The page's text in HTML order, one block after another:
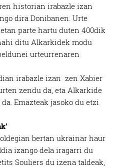
historian irabazle izan
dira Donibanen. Urte
parte hartu duten 400dik
ditu Alkarkidek modu
urteurrenaren
irabazle izan zen Xabier
zendu da, eta Alkarkide
Emazteak jasoko du etzi
bertan ukrainar haur
izango dela iragarri du
Souliers du izena taldeak,